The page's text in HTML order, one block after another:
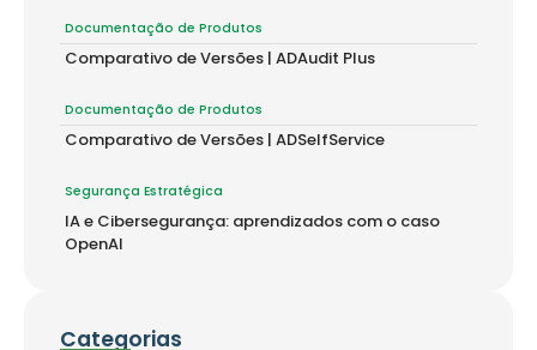
Documentação de Produtos
Comparativo de Versões | ADAudit Plus
Documentação de Produtos
Comparativo de Versões | ADSelfService
Segurança Estratégica
IA e Cibersegurança: aprendizados com o caso
OpenAI
Categorias